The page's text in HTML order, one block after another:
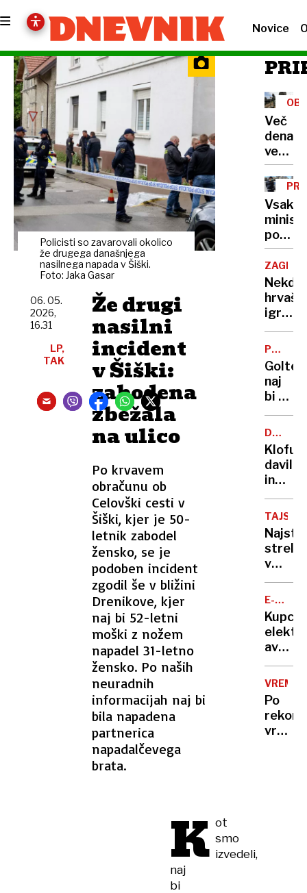
Novice
Policisti so zavarovali okolico
že drugega današnjega
nasilnega napada v Šiški.
Foto: Jaka Gasar
Že drugi
nasilni
incident
v Šiški:
zabodena
zbežala
na ulico
Po krvavem
obračunu ob
Celovški cesti v
Šiški, kjer je 50-
letnik zabodel
žensko, se je
podoben incident
zgodil še v bližini
Drenikove, kjer
naj bi 52-letni
moški z nožem
napadel 31-letno
žensko. Po naših
neuradnih
informacijah naj bi
bila napadena
partnerica
napadalčevega
brata.
06. 05.
2026,
16.31
LP,
TAK
K ot
smo
izvedeli,
naj
bi
Več
več
Kako
236
v
Vsako
po
svoje:
od
najetih
do
za
rabo
ZAGREB
igralka
in
mamo
lasala,
grizla
in
da ji
bo
glavo«
PO
naj
bi od
slabih
44
evrov
in
manj
stikov
z
NASILJE
davil
in
grozil
z
nožem,
a v
zapor
mu
ne
bo
treba
TAJSKA
streljal
v
šoli
v
več
mrtvih
in
E-
Kupci
avtov
v
na
trnih,
za
VREME
Po